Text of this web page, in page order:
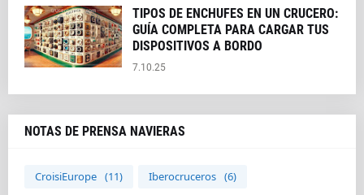
TIPOS DE ENCHUFES EN UN CRUCERO:
GUÍA COMPLETA PARA CARGAR TUS
DISPOSITIVOS A BORDO
7.10.25
NOTAS DE PRENSA NAVIERAS
CroisiEurope (11) Iberocruceros (6)